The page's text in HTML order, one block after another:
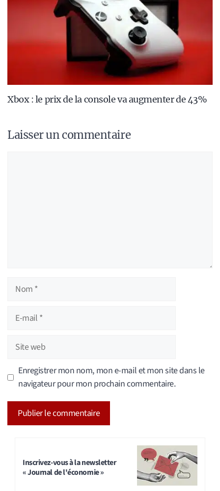
Xbox : le prix de la console va augmenter de 43%
Laisser un commentaire
Nom
Site
Enregistrer mon nom, mon e-mail et mon site dans le
navigateur pour mon prochain commentaire.
Inscrivez-vous à la newsletter
« Journal de l'économie »